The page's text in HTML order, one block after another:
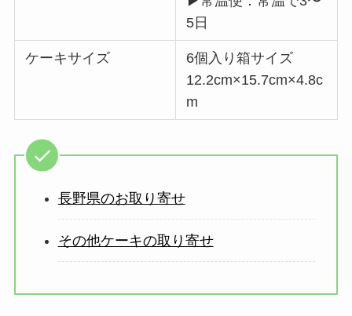
5日
ケーキサイズ
6個入り箱サイズ
12.2cm×15.7cm×4.8c
m
長野県のお取り寄せ
その他ケーキの取り寄せ